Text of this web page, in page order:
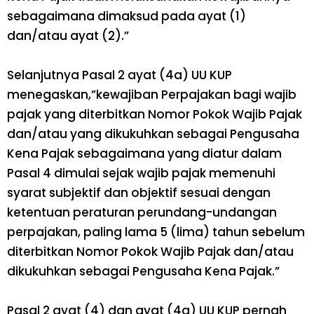
sebagaimana dimaksud pada ayat (1)
dan/atau ayat (2).”
Selanjutnya Pasal 2 ayat (4a) UU KUP
menegaskan,”kewajiban Perpajakan bagi wajib
pajak yang diterbitkan Nomor Pokok Wajib Pajak
dan/atau yang dikukuhkan sebagai Pengusaha
Kena Pajak sebagaimana yang diatur dalam
Pasal 4 dimulai sejak wajib pajak memenuhi
syarat subjektif dan objektif sesuai dengan
ketentuan peraturan perundang-undangan
perpajakan, paling lama 5 (lima) tahun sebelum
diterbitkan Nomor Pokok Wajib Pajak dan/atau
dikukuhkan sebagai Pengusaha Kena Pajak.”
Pasal 2 ayat (4) dan ayat (4a) UU KUP pernah